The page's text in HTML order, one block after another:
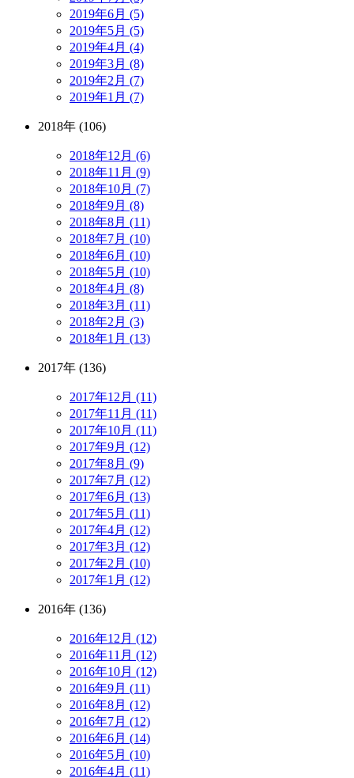
2019年6月 (5)
2019年5月 (5)
2019年4月 (4)
2019年3月 (8)
2019年2月 (7)
2019年1月 (7)
2018年 (106)
2018年12月 (6)
2018年11月 (9)
2018年10月 (7)
2018年9月 (8)
2018年8月 (11)
2018年7月 (10)
2018年6月 (10)
2018年5月 (10)
2018年4月 (8)
2018年3月 (11)
2018年2月 (3)
2018年1月 (13)
2017年 (136)
2017年12月 (11)
2017年11月 (11)
2017年10月 (11)
2017年9月 (12)
2017年8月 (9)
2017年7月 (12)
2017年6月 (13)
2017年5月 (11)
2017年4月 (12)
2017年3月 (12)
2017年2月 (10)
2017年1月 (12)
2016年 (136)
2016年12月 (12)
2016年11月 (12)
2016年10月 (12)
2016年9月 (11)
2016年8月 (12)
2016年7月 (12)
2016年6月 (14)
2016年5月 (10)
2016年4月 (11)